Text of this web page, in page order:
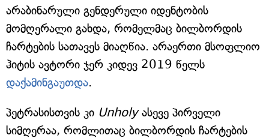
არაბინარული გენდერული იდენტობის
მომღერალი გახდა, რომელმაც ბილბორდის
ჩარტების სათავეს მიაღწია. არაერთი მსოფლიო
ჰიტის ავტორი ჯერ კიდევ 2019 წელს
დაქამინგაუთდა.
პეტრასისთვის კი Unholyასევე პირველი
სიმღერაა, რომლითაც ბილბორდის ჩარტების